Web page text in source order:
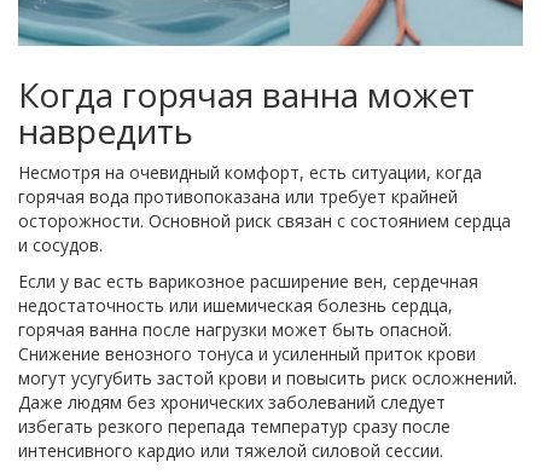
Когда горячая ванна может
навредить
Несмотря на очевидный комфорт, есть ситуации, когда
горячая вода противопоказана или требует крайней
осторожности. Основной риск связан с состоянием сердца
и сосудов.
Если у вас есть варикозное расширение вен, сердечная
недостаточность или ишемическая болезнь сердца,
горячая ванна после нагрузки может быть опасной.
Снижение венозного тонуса и усиленный приток крови
могут усугубить застой крови и повысить риск осложнений.
Даже людям без хронических заболеваний следует
избегать резкого перепада температур сразу после
интенсивного кардио или тяжелой силовой сессии.